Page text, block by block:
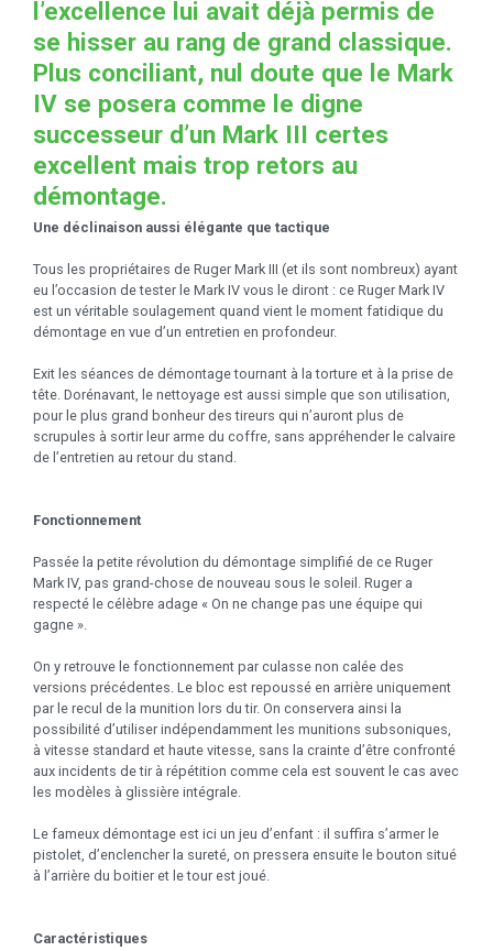
l’excellence lui avait déjà permis de
se hisser au rang de grand classique.
Plus conciliant, nul doute que le Mark
IV se posera comme le digne
successeur d’un Mark III certes
excellent mais trop retors au
démontage.
Une déclinaison aussi élégante que tactique
Tous les propriétaires de Ruger Mark III (et ils sont nombreux) ayant
eu l’occasion de tester le Mark IV vous le diront : ce Ruger Mark IV
est un véritable soulagement quand vient le moment fatidique du
démontage en vue d’un entretien en profondeur.
Exit les séances de démontage tournant à la torture et à la prise de
tête. Dorénavant, le nettoyage est aussi simple que son utilisation,
pour le plus grand bonheur des tireurs qui n’auront plus de
scrupules à sortir leur arme du coffre, sans appréhender le calvaire
de l’entretien au retour du stand.
Fonctionnement
Passée la petite révolution du démontage simplifié de ce Ruger
Mark IV, pas grand-chose de nouveau sous le soleil. Ruger a
respecté le célèbre adage « On ne change pas une équipe qui
gagne ».
On y retrouve le fonctionnement par culasse non calée des
versions précédentes. Le bloc est repoussé en arrière uniquement
par le recul de la munition lors du tir. On conservera ainsi la
possibilité d’utiliser indépendamment les munitions subsoniques,
à vitesse standard et haute vitesse, sans la crainte d’être confronté
aux incidents de tir à répétition comme cela est souvent le cas avec
les modèles à glissière intégrale.
Le fameux démontage est ici un jeu d’enfant : il suffira s’armer le
pistolet, d’enclencher la sureté, on pressera ensuite le bouton situé
à l’arrière du boitier et le tour est joué.
Caractéristiques